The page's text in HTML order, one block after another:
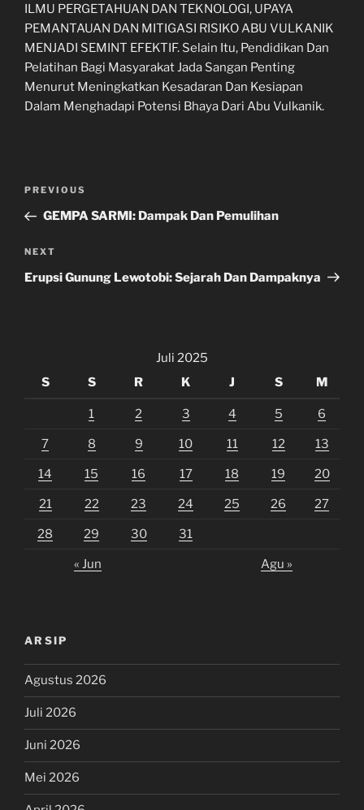
ILMU PERGETAHUAN DAN TEKNOLOGI, UPAYA
PEMANTAUAN DAN MITIGASI RISIKO ABU VULKANIK
MENJADI SEMINT EFEKTIF. Selain Itu, Pendidikan Dan
Pelatihan Bagi Masyarakat Jada Sangan Penting
Menurut Meningkatkan Kesadaran Dan Kesiapan
Dalam Menghadapi Potensi Bhaya Dari Abu Vulkanik.
Navigasi
Previous
Post
PREVIOUS
GEMPA SARMI: Dampak Dan Pemulihan
Next
Post
NEXT
Erupsi Gunung Lewotobi: Sejarah Dan Dampaknya
Juli 2025
S
S R K J S M
1 2 3 4 5 6
7 8 9 10 11 12 13
14 15 16 17 18 19 20
21 22 23 24 25 26 27
28 29 30 31
« Jun Agu »
ARSIP
Agustus 2026
Juli 2026
Juni 2026
Mei 2026